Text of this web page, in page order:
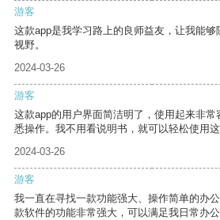
游客
这款app是我学习路上的良师益友，让我能
视野。
2024-03-26
游客
这款app的用户界面简洁明了，使用起来非
悉操作。我不用看说明书，就可以轻松使用这
2024-03-26
游客
我一直在寻找一款功能强大、操作简单的办
款软件的功能非常强大，可以满足我日常办